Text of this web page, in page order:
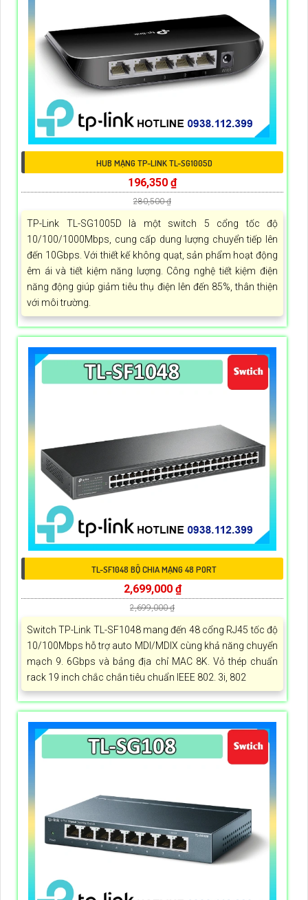
HUB MẠNG TP-LINK TL-SG1005D
196,350 ₫
280,500 ₫
TP-Link TL-SG1005D là một switch 5 cổng tốc độ
10/100/1000Mbps, cung cấp dung lượng chuyển tiếp lên
đến 10Gbps. Với thiết kế không quạt, sản phẩm hoạt động
êm ái và tiết kiệm năng lượng. Công nghệ tiết kiệm điện
năng động giúp giảm tiêu thụ điện lên đến 85%, thân thiện
với môi trường.
TL-SF1048 BỘ CHIA MẠNG 48 PORT
2,699,000 ₫
2,699,000 ₫
Switch TP-Link TL-SF1048 mang đến 48 cổng RJ45 tốc độ
10/100Mbps hỗ trợ auto MDI/MDIX cùng khả năng chuyển
mạch 9. 6Gbps và bảng địa chỉ MAC 8K. Vỏ thép chuẩn
rack 19 inch chắc chắn tiêu chuẩn IEEE 802. 3i, 802